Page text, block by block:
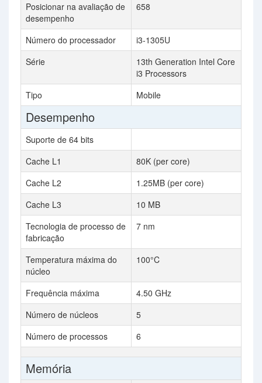
Posicionar na avaliação de
desempenho
658
Número do processador
i3-1305U
Série
13th Generation Intel Core
i3 Processors
Tipo
Mobile
Desempenho
Suporte de 64 bits
Cache L1
80K (per core)
Cache L2
1.25MB (per core)
Cache L3
10 MB
Tecnologia de processo de
fabricação
7 nm
Temperatura máxima do
núcleo
100°C
Frequência máxima
4.50 GHz
Número de núcleos
5
Número de processos
6
Memória